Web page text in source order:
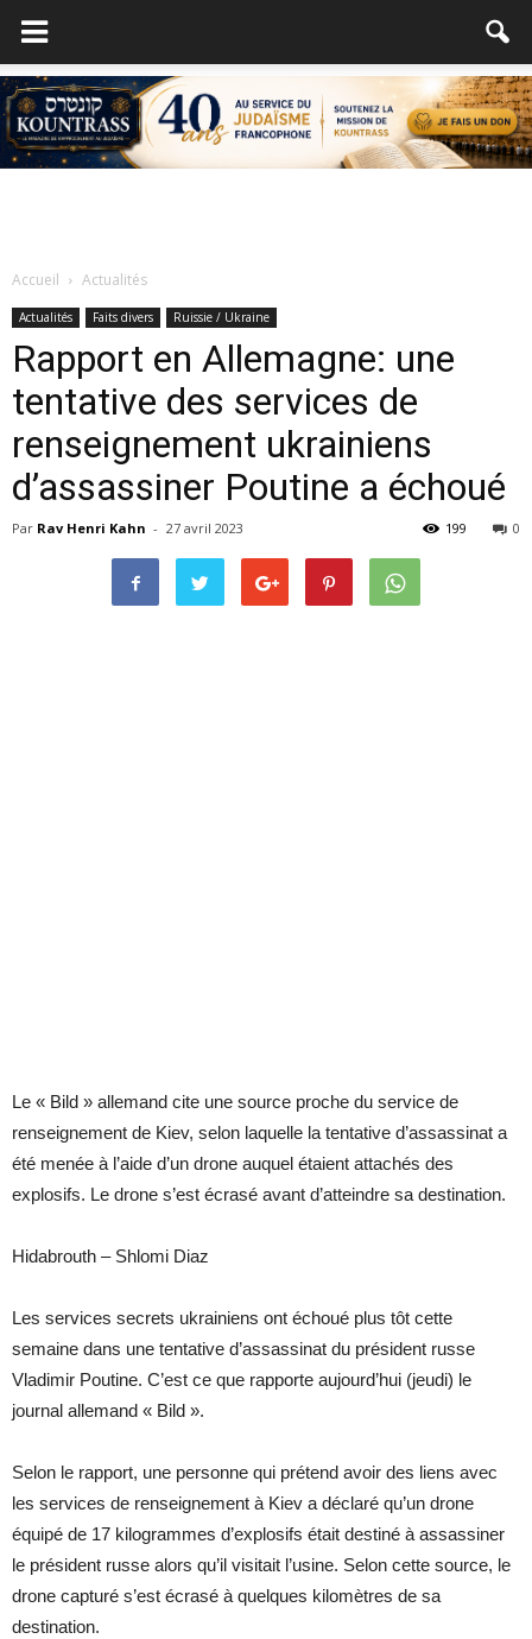
Accueil Actualités
Actualités Faits divers Ruissie / Ukraine
Rapport en Allemagne: une
tentative des services de
renseignement ukrainiens
d’assassiner Poutine a échoué
Par Rav Henri Kahn - 27 avril 2023 0
199
Le « Bild » allemand cite une source proche du service de
renseignement de Kiev, selon laquelle la tentative d’assassinat a
été menée à l’aide d’un drone auquel étaient attachés des
explosifs. Le drone s’est écrasé avant d’atteindre sa destination.
Hidabrouth – Shlomi Diaz
Les services secrets ukrainiens ont échoué plus tôt cette
semaine dans une tentative d’assassinat du président russe
Vladimir Poutine. C’est ce que rapporte aujourd’hui (jeudi) le
journal allemand « Bild ».
Selon le rapport, une personne qui prétend avoir des liens avec
les services de renseignement à Kiev a déclaré qu’un drone
équipé de 17 kilogrammes d’explosifs était destiné à assassiner
le président russe alors qu’il visitait l’usine. Selon cette source, le
drone capturé s’est écrasé à quelques kilomètres de sa
destination.